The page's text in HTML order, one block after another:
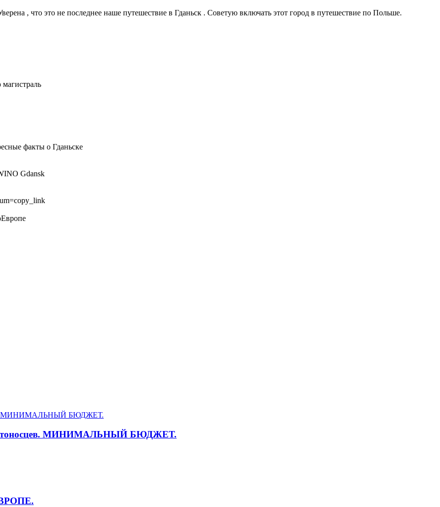
, что это не последнее наше путешествие в Гданьск . Советую включать этот город в путешествие по Польше.
факты о Гданьске
Gdansk
МИНИМАЛЬНЫЙ БЮДЖЕТ.